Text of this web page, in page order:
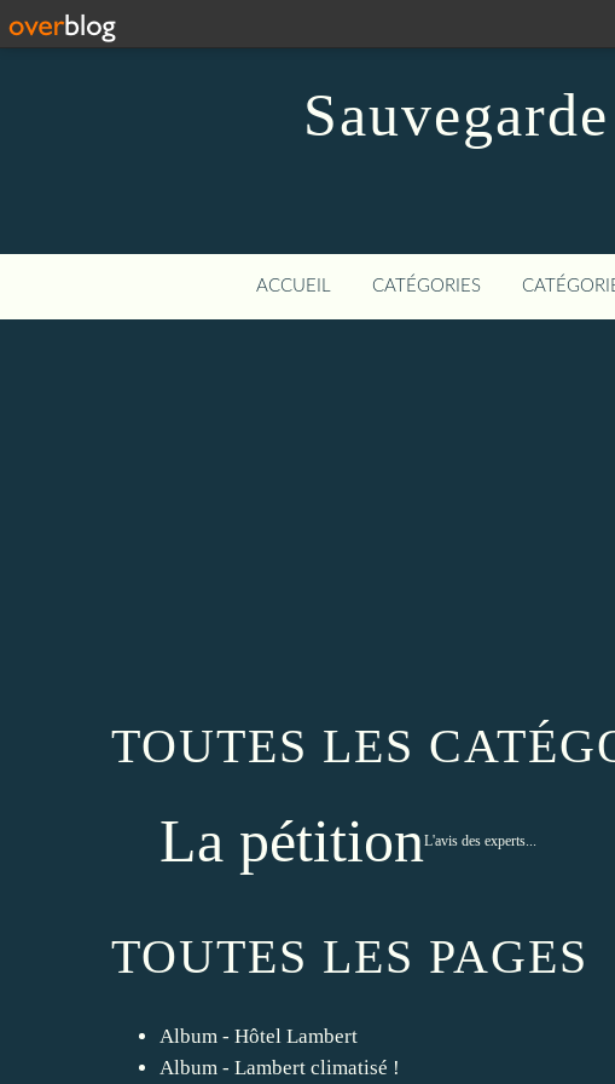
ACCUEIL CATÉGORIES
TOUTES LES
La pétitionL'avis des experts...
TOUTES LES PAGES
Album - Hôtel Lambert
Album - Lambert climatisé !